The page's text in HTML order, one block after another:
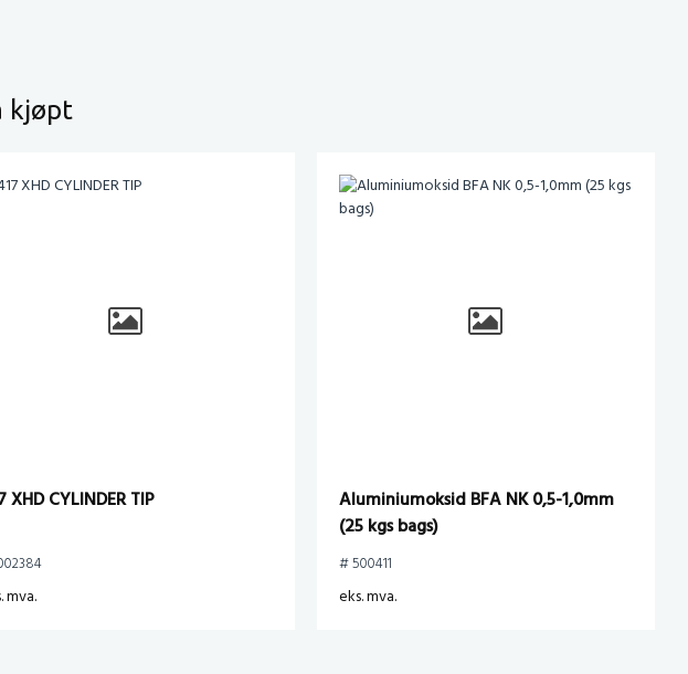
kjøpt
XHD CYLINDER TIP
mva.
Aluminiumoksid BFA NK 0,5-1,0mm
(25 kgs bags)
# 500411
eks. mva.